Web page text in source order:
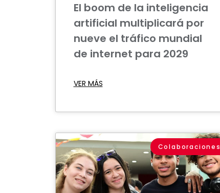
El boom de la inteligencia
artificial multiplicará por
nueve el tráfico mundial
de internet para 2029
VER MÁS
Colaboraciones